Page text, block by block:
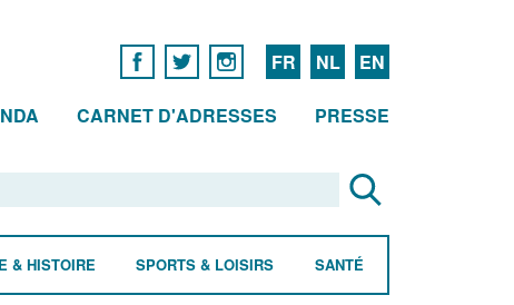
FR NL EN
CARNET D'ADRESSES PRESSE
& HISTOIRE SPORTS & LOISIRS SANTÉ